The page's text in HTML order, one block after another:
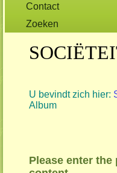
Contact
Zoeken
U bevindt zich hier:
Album
Please enter